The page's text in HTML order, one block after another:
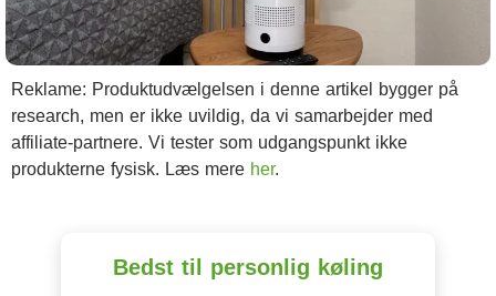
Reklame: Produktudvælgelsen i denne artikel bygger på
research, men er ikke uvildig, da vi samarbejder med
affiliate-partnere. Vi tester som udgangspunkt ikke
produkterne fysisk. Læs mere her.
Bedst til personlig køling